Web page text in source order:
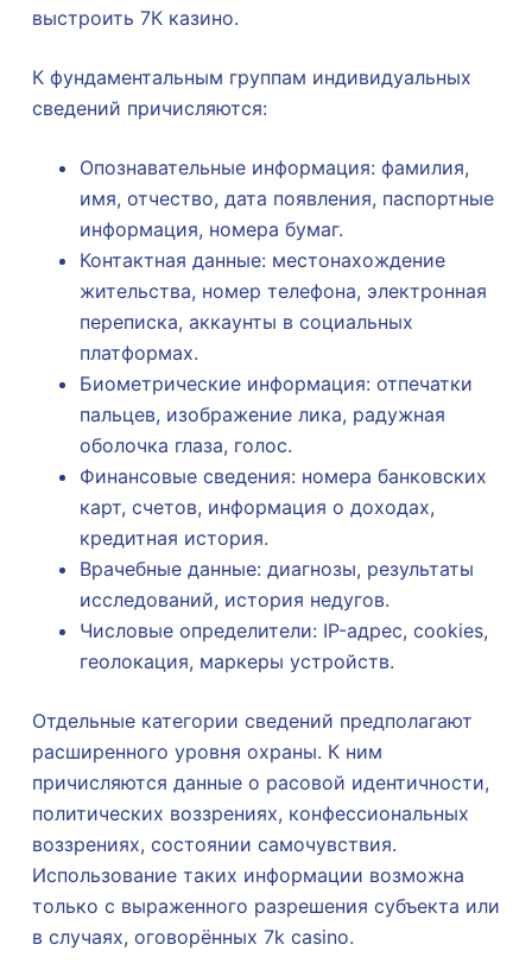
выстроить 7К казино.
К фундаментальным группам индивидуальных
сведений причисляются:
Опознавательные информация: фамилия,
имя, отчество, дата появления, паспортные
информация, номера бумаг.
Контактная данные: местонахождение
жительства, номер телефона, электронная
переписка, аккаунты в социальных
платформах.
Биометрические информация: отпечатки
пальцев, изображение лика, радужная
оболочка глаза, голос.
Финансовые сведения: номера банковских
карт, счетов, информация о доходах,
кредитная история.
Врачебные данные: диагнозы, результаты
исследований, история недугов.
Числовые определители: IP-адрес, cookies,
геолокация, маркеры устройств.
Отдельные категории сведений предполагают
расширенного уровня охраны. К ним
причисляются данные о расовой идентичности,
политических воззрениях, конфессиональных
воззрениях, состоянии самочувствия.
Использование таких информации возможна
только с выраженного разрешения субъекта или
в случаях, оговорённых 7k casino.